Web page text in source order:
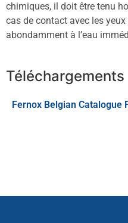
chimiques, il doit être tenu
cas de contact avec les
abondamment à l’eau
Téléchargements
Fernox Belgian Catalogue